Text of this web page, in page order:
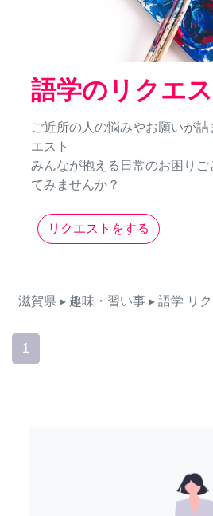
語学のリクエ
ご近所の人の悩みやお願いが詰
エスト
みんなが抱える日常のお困りご
てみませんか？
リクエストをする
滋賀県 ▸ 趣味・習い事 ▸ 語学 リ
1